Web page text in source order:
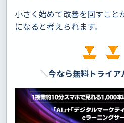
小さく始めて改善を回すこと
になると考えられます。
＼今なら無料トライ